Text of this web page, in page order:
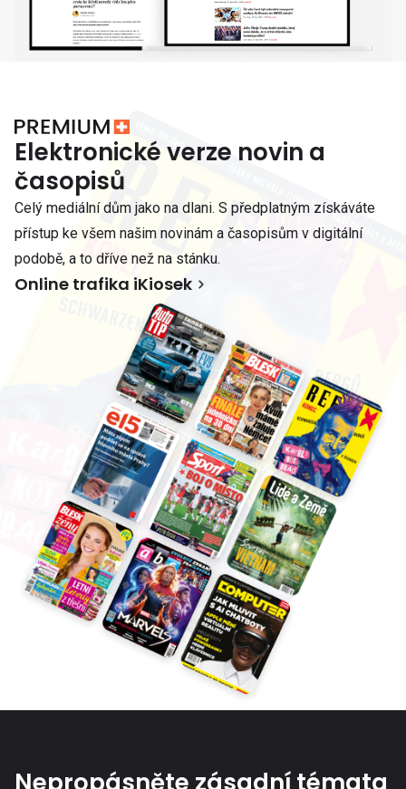
Elektronické verze novin a
časopisů
Celý mediální dům jako na dlani. S předplatným získáváte
přístup ke všem našim novinám a časopisům v digitální
podobě, a to dříve než na stánku.
Online trafika iKiosek